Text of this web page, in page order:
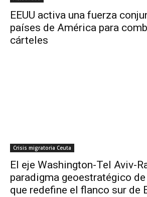
EEUU activa una fuerza
países de América para
cárteles
Crisis migratoria Ceuta
El eje Washington-Tel Aviv-
paradigma geoestratégico
que redefine el flanco sur de